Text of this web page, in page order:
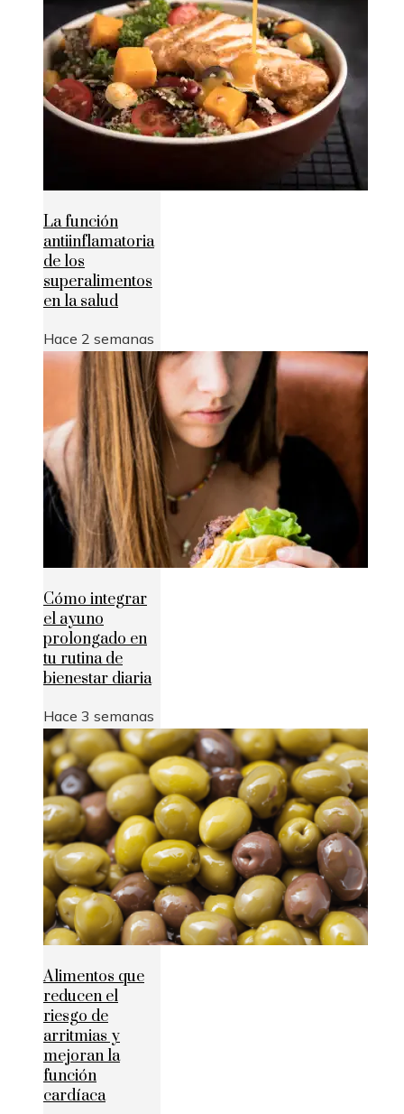
La función
antiinflamatoria
de los
superalimentos
en la salud
Hace 2 semanas
Cómo integrar
el ayuno
prolongado en
tu rutina de
bienestar diaria
Hace 3 semanas
Alimentos que
reducen el
riesgo de
arritmias y
mejoran la
función
cardíaca